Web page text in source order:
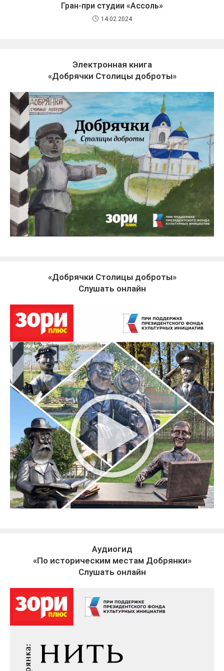
Гран-при студии «Ассоль»
14.02.2024
Электронная книга
«Добрячки Столицы доброты»
«Добрячки Столицы доброты»
Слушать онлайн
Аудиогид
«По историческим местам Добрянки»
Слушать онлайн